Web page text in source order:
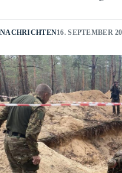
NACHRICHTEN16. SEPTEMBER